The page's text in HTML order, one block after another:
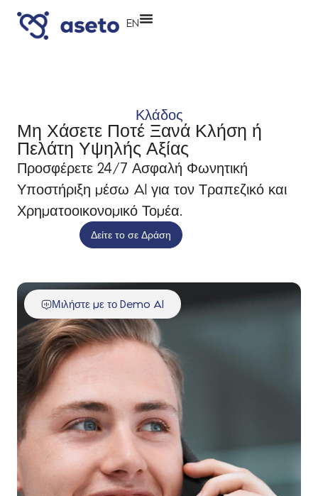
EN
Κλάδος
Μη Χάσετε Ποτέ Ξανά Κλήση ή
Πελάτη Υψηλής Αξίας
Προσφέρετε 24/7 Ασφαλή Φωνητική
Υποστήριξη μέσω AI για τον Τραπεζικό και
Χρηματοοικονομικό Τομέα.
Δείτε το σε Δράση
Μιλήστε με το Demo AI